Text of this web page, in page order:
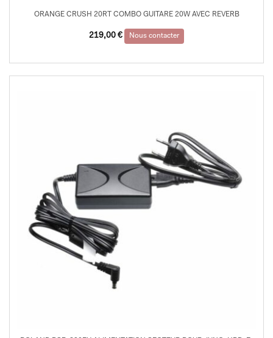
ORANGE CRUSH 20RT COMBO GUITARE 20W AVEC REVERB
219,00 € Nous contacter